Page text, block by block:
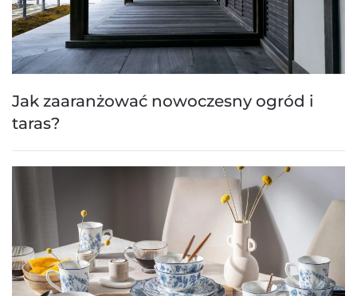
Jak zaaranżować nowoczesny ogród i
taras?